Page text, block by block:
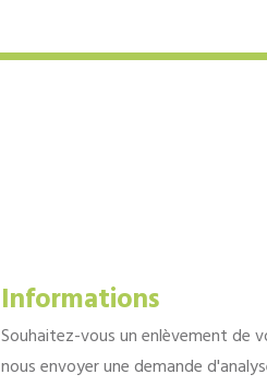
Informations
Souhaitez-vous un enlèvement de
nous envoyer une demande